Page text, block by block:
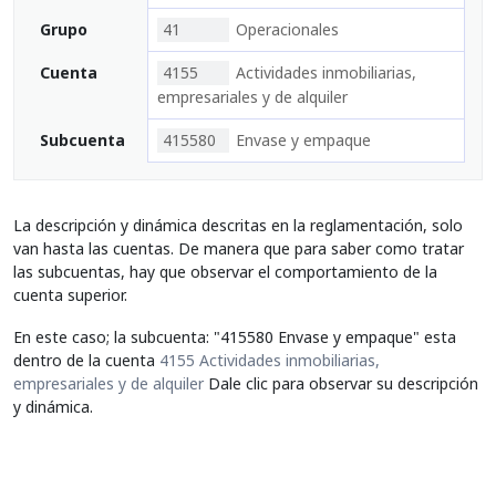
Grupo 41 Operacionales
Cuenta 4155
Actividades inmobiliarias,
empresariales y de alquiler
Subcuenta 415580 Envase y empaque
La descripción y dinámica descritas en la reglamentación, solo
van hasta las cuentas. De manera que para saber como tratar
las subcuentas, hay que observar el comportamiento de la
cuenta superior.
En este caso; la subcuenta: "415580 Envase y empaque" esta
dentro de la cuenta 4155 Actividades inmobiliarias,
empresariales y de alquiler Dale clic para observar su descripción
y dinámica.